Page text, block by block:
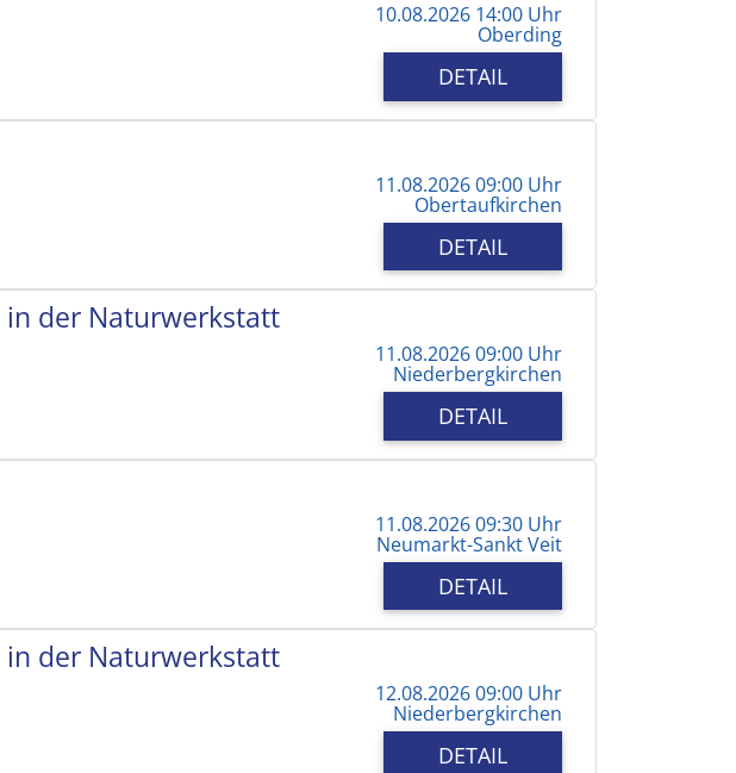
10.08.2026 14:00 Uhr
Oberding
DETAIL
11.08.2026 09:00 Uhr
Obertaufkirchen
DETAIL
in der Naturwerkstatt
11.08.2026 09:00 Uhr
Niederbergkirchen
DETAIL
11.08.2026 09:30 Uhr
Neumarkt-Sankt Veit
DETAIL
in der Naturwerkstatt
12.08.2026 09:00 Uhr
Niederbergkirchen
DETAIL